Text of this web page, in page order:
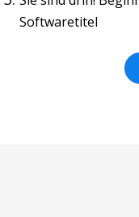
Softwaretitel